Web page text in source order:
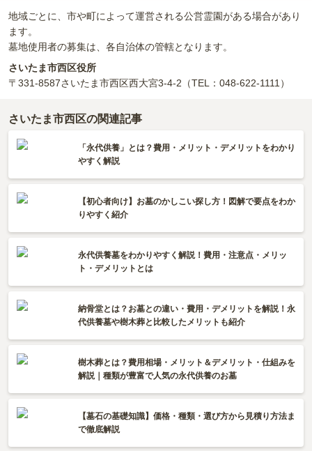
地域ごとに、市や町によって運営される公営霊園がある場合があり
ます。
墓地使用者の募集は、各自治体の管轄となります。
さいたま市西区役所
〒331-8587さいたま市西区西大宮3-4-2 （TEL：048-622-1111）
さいたま市西区の関連記事
「永代供養」とは？費用・メリット・デメリットをわかり
やすく解説
【初心者向け】お墓のかしこい探し方！図解で要点をわか
りやすく紹介
永代供養墓をわかりやすく解説！費用・注意点・メリッ
ト・デメリットとは
納骨堂とは？お墓との違い・費用・デメリットを解説！永
代供養墓や樹木葬と比較したメリットも紹介
樹木葬とは？費用相場・メリット＆デメリット・仕組みを
解説｜種類が豊富で人気の永代供養のお墓
【墓石の基礎知識】価格・種類・選び方から見積り方法ま
で徹底解説